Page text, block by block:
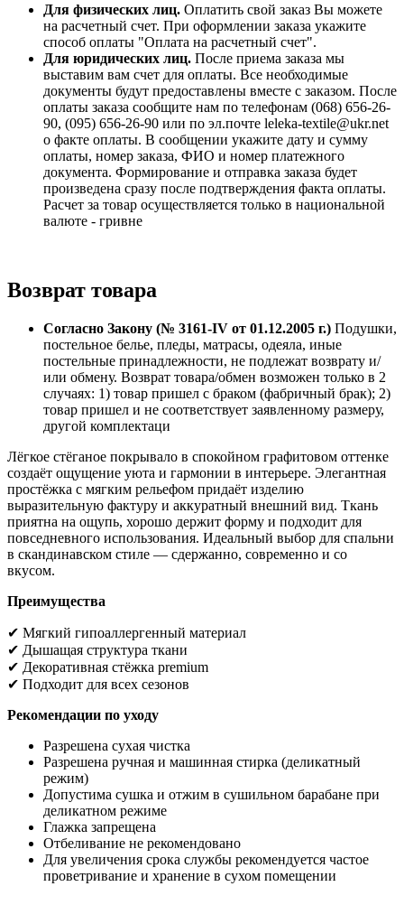
Для физических лиц. Оплатить свой заказ Вы можете
на расчетный счет. При оформлении заказа укажите
способ оплаты "Оплата на расчетный счет".
Для юридических лиц. После приема заказа мы
выставим вам счет для оплаты. Все необходимые
документы будут предоставлены вместе с заказом. После
оплаты заказа сообщите нам по телефонам (068) 656-26-
90, (095) 656-26-90 или по эл.почте leleka-textile@ukr.net
о факте оплаты. В сообщении укажите дату и сумму
оплаты, номер заказа, ФИО и номер платежного
документа. Формирование и отправка заказа будет
произведена сразу после подтверждения факта оплаты.
Расчет за товар осуществляется только в национальной
валюте - гривне
Возврат товара
Согласно Закону (№ 3161-IV от 01.12.2005 г.) Подушки,
постельное белье, пледы, матрасы, одеяла, иные
постельные принадлежности, не подлежат возврату и/
или обмену. Возврат товара/обмен возможен только в 2
случаях: 1) товар пришел с браком (фабричный брак); 2)
товар пришел и не соответствует заявленному размеру,
другой комплектаци
Лёгкое стёганое покрывало в спокойном графитовом оттенке
создаёт ощущение уюта и гармонии в интерьере. Элегантная
простёжка с мягким рельефом придаёт изделию
выразительную фактуру и аккуратный внешний вид. Ткань
приятна на ощупь, хорошо держит форму и подходит для
повседневного использования. Идеальный выбор для спальни
в скандинавском стиле — сдержанно, современно и со
вкусом.
Преимущества
✔ Мягкий гипоаллергенный материал
✔ Дышащая структура ткани
✔ Декоративная стёжка premium
✔ Подходит для всех сезонов
Рекомендации по уходу
Разрешена сухая чистка
Разрешена ручная и машинная стирка (деликатный
режим)
Допустима сушка и отжим в сушильном барабане при
деликатном режиме
Глажка запрещена
Отбеливание не рекомендовано
Для увеличения срока службы рекомендуется частое
проветривание и хранение в сухом помещении